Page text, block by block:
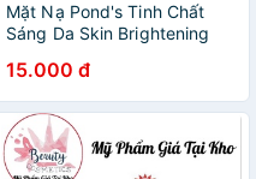
Mặt Nạ Pond's Tinh Chất
Sáng Da Skin Brightening
15.000 đ